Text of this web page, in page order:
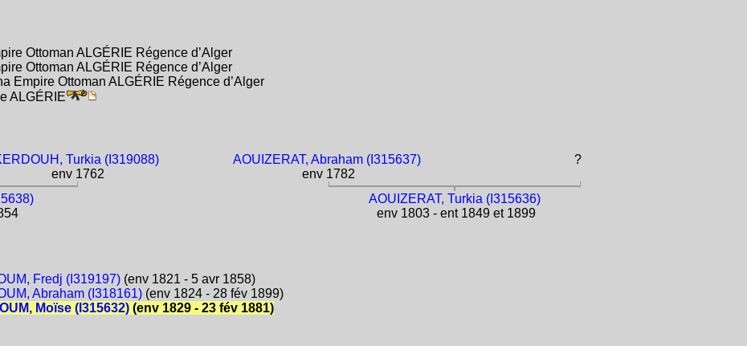
Ottoman ALGÉRIE Régence d’Alger
Ottoman ALGÉRIE Régence d’Alger
Empire Ottoman ALGÉRIE Régence d’Alger
ALGÉRIE
Turkia (I319088)
env 1762
AOUIZERAT, Abraham (I315637)
env 1782
?
AOUIZERAT, Turkia (I315636)
env 1803 - ent 1849 et 1899
Fredj (I319197) (env 1821 - 5 avr 1858)
Abraham (I318161) (env 1824 - 28 fév 1899)
Moïse (I315632) (env 1829 - 23 fév 1881)